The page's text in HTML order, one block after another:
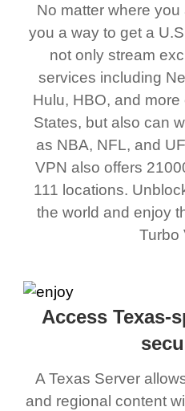
No matter where
you a way to get a
not only stream
services including
Hulu, HBO, and
States, but also can
as NBA, NFL, and
VPN also offers
111 locations.
the world and enjoy
Turbo
Access Texas-
A Texas Server
and regional content